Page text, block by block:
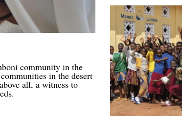
community in the
in the desert
all, a witness to